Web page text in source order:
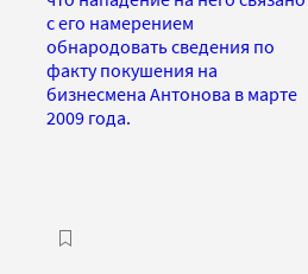
с его намерением
обнародовать сведения по
факту покушения на
бизнесмена Антонова в марте
2009 года.